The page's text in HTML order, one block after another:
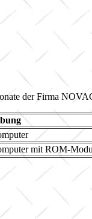
der Firma
mit ROM-